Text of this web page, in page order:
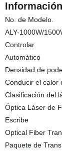
No. de Modelo.
ALY-1000W/
Controlar
Automático
Densidad de
Conducir el calor
Clasificación del
Óptica Láser de
Escribe
Optical Fiber
Paquete de